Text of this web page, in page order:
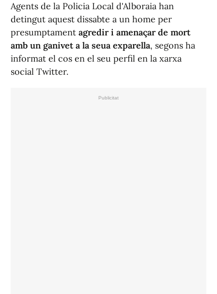
Agents de la Policia Local d'Alboraia han
detingut aquest dissabte a un home per
presumptament agredir i amenaçar de mort
amb un ganivet a la seua exparella, segons ha
informat el cos en el seu perfil en la xarxa
social Twitter.